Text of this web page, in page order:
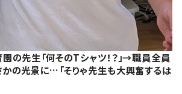
の先生「何そのTシャツ！？」→職員全員
の光景に…「そりゃ先生も大興奮するは